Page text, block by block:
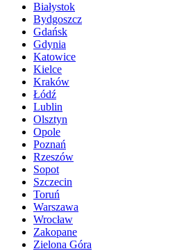
Białystok
Bydgoszcz
Gdańsk
Gdynia
Katowice
Kielce
Kraków
Łódź
Lublin
Olsztyn
Opole
Poznań
Rzeszów
Sopot
Szczecin
Toruń
Warszawa
Wrocław
Zakopane
Zielona Góra